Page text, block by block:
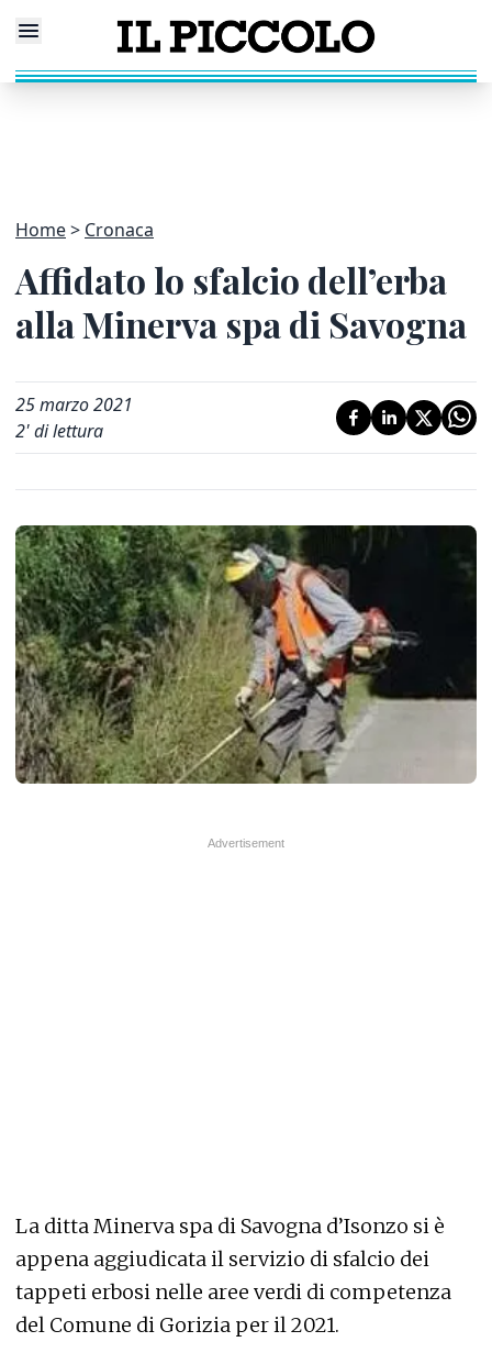
Home Cronaca
Affidato lo sfalcio dell’erba
alla Minerva spa di Savogna
25 marzo 2021
2' di lettura
La ditta Minerva spa di Savogna d’Isonzo si è
appena aggiudicata il servizio di sfalcio dei
tappeti erbosi nelle aree verdi di competenza
del Comune di Gorizia per il 2021.